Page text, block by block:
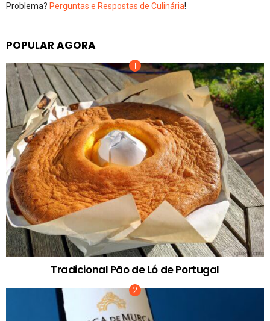
Problema? Perguntas e Respostas de Culinária!
POPULAR AGORA
Tradicional Pão de Ló de Portugal